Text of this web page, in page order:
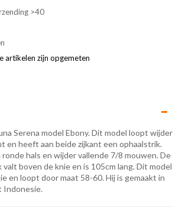
>40
artikelen zijn opgemeten
Serena model Ebony. Dit model loopt wijder
en heeft aan beide zijkant een ophaalstrik.
hals en wijder vallende 7/8 mouwen. De
boven de knie en is 105cm lang. Dit model
en loopt door maat 58-60. Hij is gemaakt in
Indonesie.